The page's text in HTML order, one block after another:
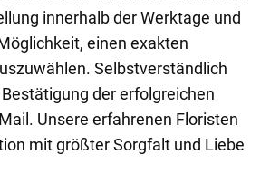
innerhalb der Werktage und
einen exakten
Selbstverständlich
der erfolgreichen
Unsere erfahrenen Floristen
mit größter Sorgfalt und Liebe